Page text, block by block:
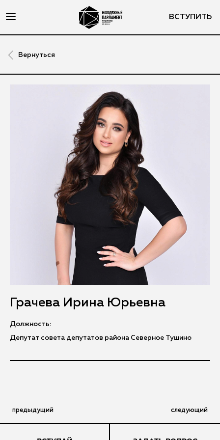
ВСТУПИТЬ
Вернуться
Грачева Ирина Юрьевна
Должность:
Депутат совета депутатов района Северное Тушино
предыдущий следующий